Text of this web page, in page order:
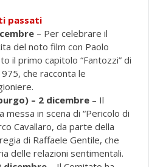
passati
– Per celebrare il
del noto film con Paolo
il primo capitolo “Fantozzi” di
che racconta le
– 2 dicembre – Il
in scena di “Pericolo di
Cavallaro, da parte della
di Raffaele Gentile, che
delle relazioni sentimentali.